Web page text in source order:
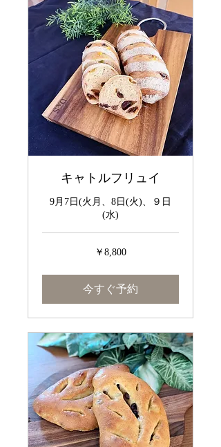
キャトルフリュイ
9月7日(火月、8日(火)、９日
(水)
￥8,800
今すぐ予約